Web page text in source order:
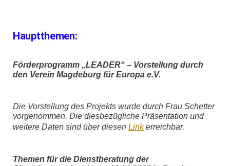
Hauptthemen:
Förderprogramm „LEADER“ – Vorstellung durch
den Verein Magdeburg für Europa e.V.
Die Vorstellung des Projekts wurde durch Frau Schetter
vorgenommen. Die diesbezügliche Präsentation und
weitere Daten sind über diesen Linkerreichbar.
Themen für die Dienstberatung der